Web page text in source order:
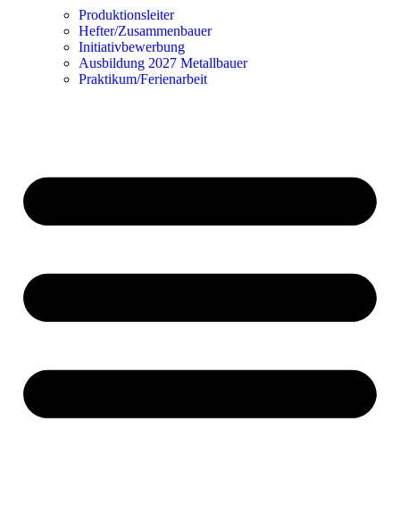
Produktionsleiter
Hefter/Zusammenbauer
Initiativbewerbung
Ausbildung 2027 Metallbauer
Praktikum/Ferienarbeit